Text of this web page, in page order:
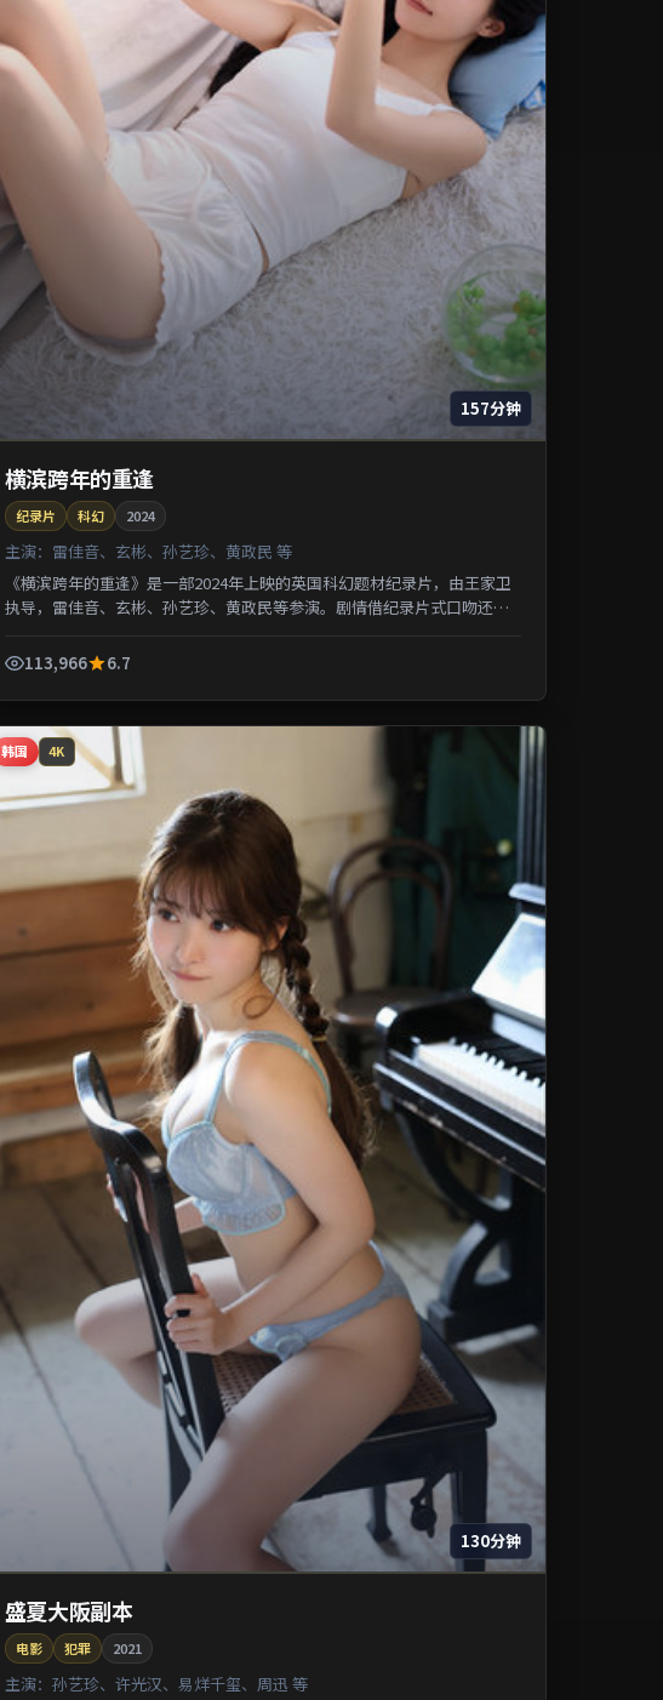
157分钟
横滨跨年的重逢
纪录片 科幻 2024
主演： 雷佳音、玄彬、孙艺珍、黄政民 等
《横滨跨年的重逢》是一部2024年上映的英国科幻题材纪录片，由王家卫
执导，雷佳音、玄彬、孙艺珍、黄政民等参演。剧情借纪录片式口吻还原
113,966
6.7
韩国 4K
130分钟
盛夏大阪副本
电影 犯罪 2021
主演： 孙艺珍、许光汉、易烊千玺、周迅 等